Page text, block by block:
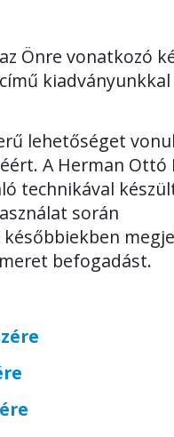
Önre vonatkozó
kiadványunkkal
lehetőséget
A Herman Ottó
technikával
során
befogadást.